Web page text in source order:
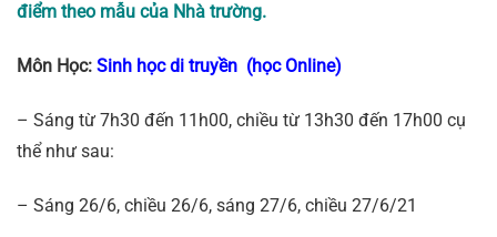
điểm theo mẫu của Nhà trường.
Môn Học: Sinh học di truyền (học Online)
– Sáng từ 7h30 đến 11h00, chiều từ 13h30 đến 17h00 cụ
thể như sau:
– Sáng 26/6, chiều 26/6, sáng 27/6, chiều 27/6/21